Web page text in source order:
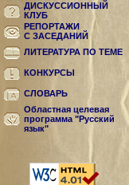
ДИСКУССИОННЫЙ
КЛУБ
РЕПОРТАЖИ
С ЗАСЕДАНИЙ
ЛИТЕРАТУРА ПО ТЕМЕ
КОНКУРСЫ
СЛОВАРЬ
Областная целевая
программа "Русский
язык"